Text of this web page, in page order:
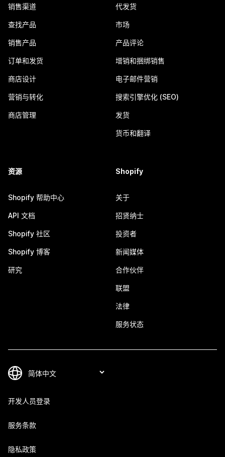
销售渠道
查找产品
销售产品
订单和发货
商店设计
营销与转化
商店管理
代发货
市场
产品评论
增销和捆绑销售
电子邮件营销
搜索引擎优化 (SEO)
发货
货币和翻译
资源
Shopify 帮助中心
API 文档
Shopify 社区
Shopify 博客
研究
Shopify
关于
招贤纳士
投资者
新闻媒体
合作伙伴
联盟
法律
服务状态
开发人员登录
服务条款
隐私政策